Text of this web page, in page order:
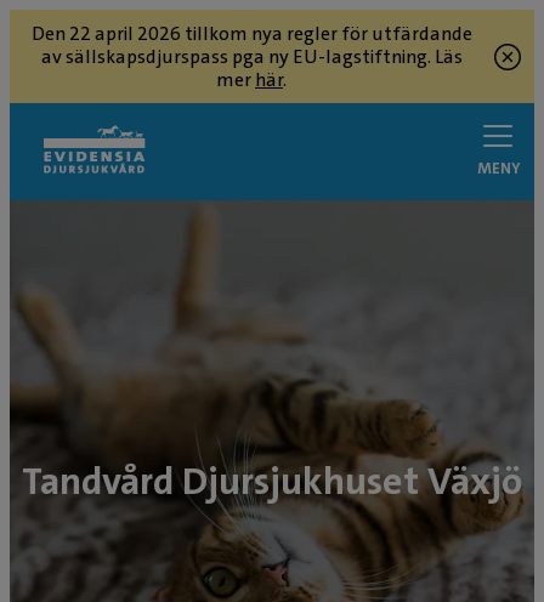
Den 22 april 2026 tillkom nya regler för utfärdande
av sällskapsdjurspass pga ny EU-lagstiftning. Läs
merhär.
MENY
Tandvård Djursjukhuset Växjö